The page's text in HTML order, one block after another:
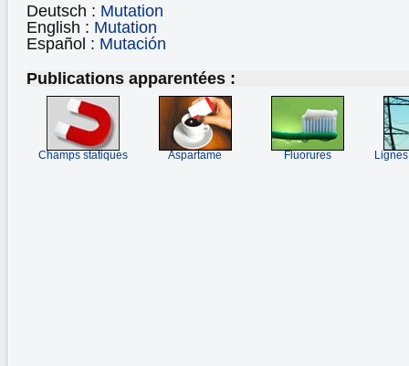
Deutsch : Mutation
English : Mutation
Español : Mutación
Publications apparentées :
Champs statiques Aspartame Fluorures